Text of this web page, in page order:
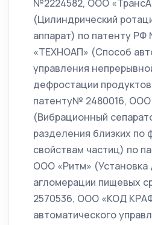
№2224582, ООО
(Цилиндрический
аппарат) по патенту
«ТЕХНОАП» (Способ
управления
дефростации
патенту№ 2480016, ООО
(Вибрационный
разделения близких по
свойствам частиц) по
ООО «Ритм» (Установка
агломерации пищевых
2570536, ООО «КОД
автоматического